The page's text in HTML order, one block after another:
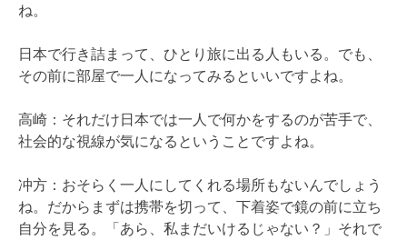
ね。
日本で行き詰まって、ひとり旅に出る人もいる。でも、
その前に部屋で一人になってみるといいですよね。
高崎：それだけ日本では一人で何かをするのが苦手で、
社会的な視線が気になるということですよね。
冲方：おそらく一人にしてくれる場所もないんでしょう
ね。だからまずは携帯を切って、下着姿で鏡の前に立ち
自分を見る。「あら、私まだいけるじゃない？」それで